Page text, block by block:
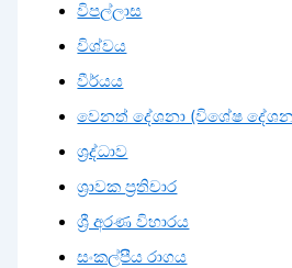
විපල්ලාස
විශ්වය
වීර්යය
වෙනත් දේශනා (විශේෂ
ශ්‍රද්ධාව
ශ්‍රාවක ප්‍රතිචාර
ශ්‍රී අරණ විහාරය
සංකල්පීය රාගය